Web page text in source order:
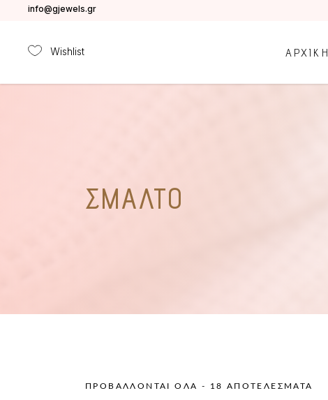
info@gjewels.gr
Wishlist ΑΡΧΙΚΗ
ΣΜΆΛΤΟ
ΠΡΟΒΆΛΛΟΝΤΑΙ ΌΛΑ - 18 ΑΠΟΤΕΛΈΣΜΑΤΑ